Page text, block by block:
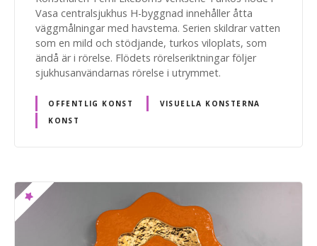
Vasa centralsjukhus H-byggnad innehåller åtta
väggmålningar med havstema. Serien skildrar vatten
som en mild och stödjande, turkos viloplats, som
ändå är i rörelse. Flödets rörelseriktningar följer
sjukhusanvändarnas rörelse i utrymmet.
OFFENTLIG KONST
VISUELLA KONSTERNA
KONST